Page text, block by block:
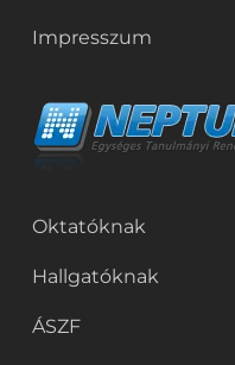
Impresszum
Oktatóknak
Hallgatóknak
ÁSZF